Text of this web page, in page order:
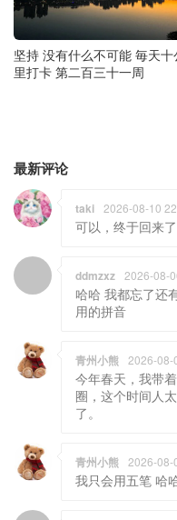
坚持 没有什么不可能 毎天十
里打卡 第二百三十一周
最新评论
taki 2026-08-10
可以，终于回来
ddmzxz 2026-08-
哈哈 我都忘了还
用的拼音
青州小熊 2026-08-
今年春天，我带
圈，这个时间人
了。
青州小熊 2026-08-
我只会用五笔 哈